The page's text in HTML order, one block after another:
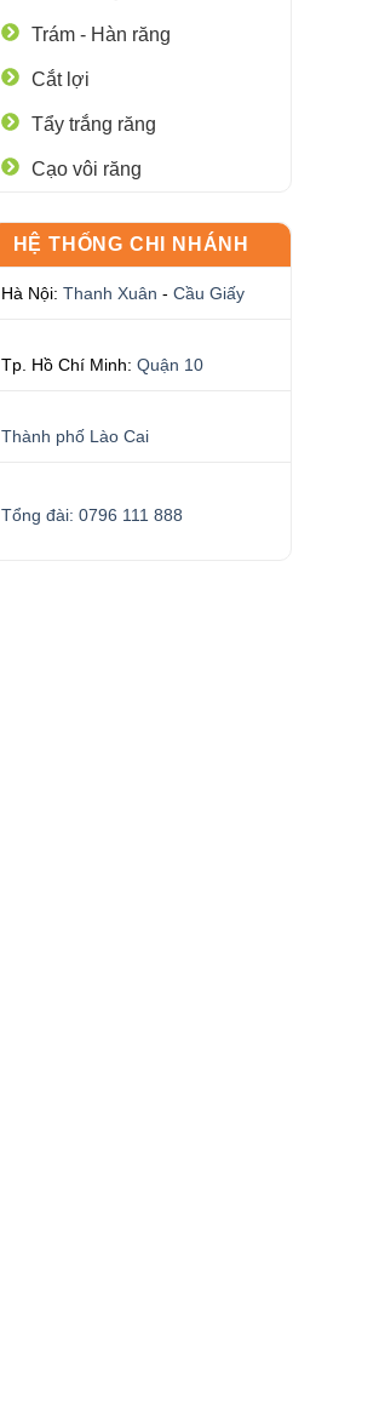
Trám - Hàn răng
Cắt lợi
Tẩy trắng răng
Cạo vôi răng
HỆ THỐNG CHI NHÁNH
Hà Nội: Thanh Xuân - Cầu Giấy
Tp. Hồ Chí Minh: Quận 10
Thành phố Lào Cai
Tổng đài: 0796 111 888